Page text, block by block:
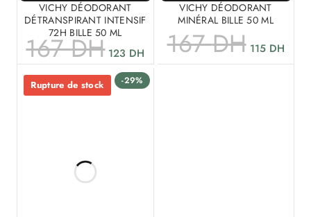
VICHY DÉODORANT
DÉTRANSPIRANT INTENSIF
72H BILLE 50 ML
167DH 123 DH
VICHY DÉODORANT
MINÉRAL BILLE 50 ML
167DH 115 DH
-29%
Rupture de stock